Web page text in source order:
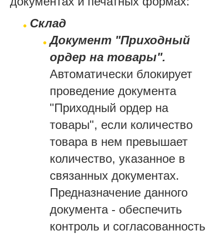
Склад
Документ "Приходный
ордер на товары".
Автоматически блокирует
проведение документа
"Приходный ордер на
товары", если количество
товара в нем превышает
количество, указанное в
связанных документах.
Предназначение данного
документа - обеспечить
контроль и согласованность